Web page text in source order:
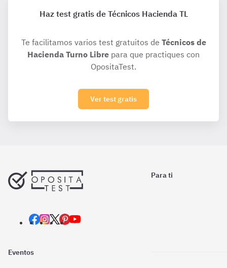
Haz test gratis de Técnicos Hacienda TL
Te facilitamos varios test gratuitos de Técnicos de
Hacienda Turno Libre para que practiques con
OpositaTest.
Ver test gratis
Para ti
Eventos